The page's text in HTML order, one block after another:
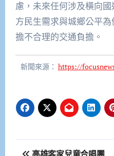
慮，未來任何涉及橫向
方民生需求與城鄉公平
擔不合理的交通負擔。
新聞來源： https://
文